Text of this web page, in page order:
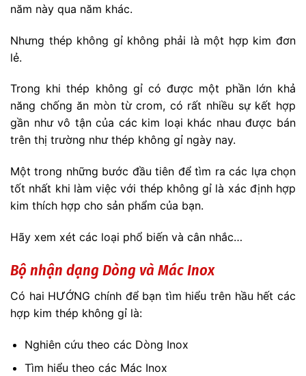
năm này qua năm khác.
Nhưng thép không gỉ không phải là một hợp kim đơn
lẻ.
Trong khi thép không gỉ có được một phần lớn khả
năng chống ăn mòn từ crom, có rất nhiều sự kết hợp
gần như vô tận của các kim loại khác nhau được bán
trên thị trường như thép không gỉ ngày nay.
Một trong những bước đầu tiên để tìm ra các lựa chọn
tốt nhất khi làm việc với thép không gỉ là xác định hợp
kim thích hợp cho sản phẩm của bạn.
Hãy xem xét các loại phổ biến và cân nhắc…
Bộ nhận dạng Dòng và Mác Inox
Có hai HƯỚNG chính để bạn tìm hiểu trên hầu hết các
hợp kim thép không gỉ là:
Nghiên cứu theo các Dòng Inox
Tìm hiểu theo các Mác Inox